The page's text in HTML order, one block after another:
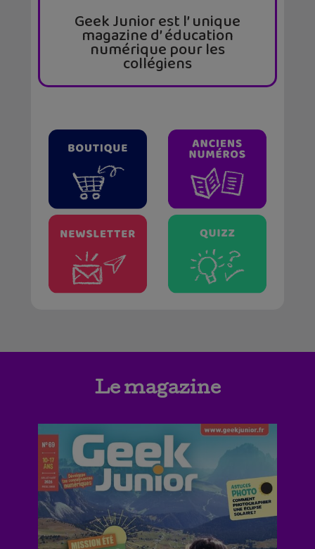
Geek Junior est l’ unique
magazine d’ éducation
numérique pour les
collégiens
Le magazine